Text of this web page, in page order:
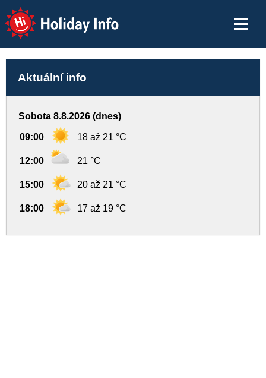
Holiday Info
Aktuální info
Sobota 8.8.2026 (dnes)
09:00 18 až 21 °C
12:00 21 °C
15:00 20 až 21 °C
18:00 17 až 19 °C